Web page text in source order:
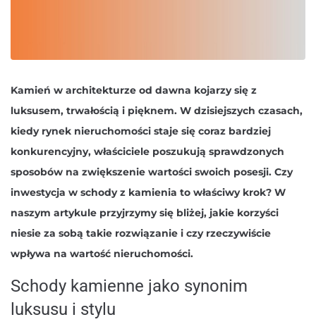
Kamień w architekturze od dawna kojarzy się z
luksusem, trwałością i pięknem. W dzisiejszych czasach,
kiedy rynek nieruchomości staje się coraz bardziej
konkurencyjny, właściciele poszukują sprawdzonych
sposobów na zwiększenie wartości swoich posesji. Czy
inwestycja w schody z kamienia to właściwy krok? W
naszym artykule przyjrzymy się bliżej, jakie korzyści
niesie za sobą takie rozwiązanie i czy rzeczywiście
wpływa na wartość nieruchomości.
Schody kamienne jako synonim
luksusu i stylu